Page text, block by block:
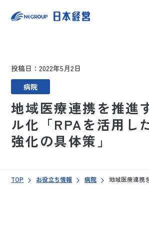
投稿日：2022年5月2日
病院
地域医療連携を推進
ル化「RPAを活用し
強化の具体策」
TOP お役立ち情報 病院 地域医療連携